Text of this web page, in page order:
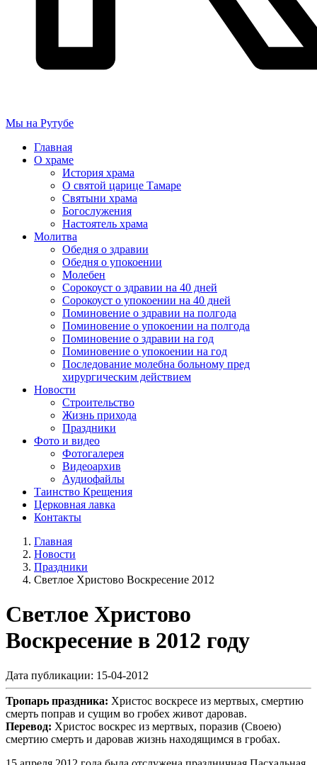
Мы на Рутубе
Главная
О храме
История храма
О святой царице Тамаре
Святыни храма
Богослужения
Настоятель храма
Молитва
Обедня о здравии
Обедня о упокоении
Молебен
Сорокоуст о здравии на 40 дней
Сорокоуст о упокоении на 40 дней
Поминовение о здравии на полгода
Поминовение о упокоении на полгода
Поминовение о здравии на год
Поминовение о упокоении на год
Последование молебна больному пред
хирургическим действием
Новости
Строительство
Жизнь прихода
Праздники
Фото и видео
Фотогалерея
Видеоархив
Аудиофайлы
Таинство Крещения
Церковная лавка
Контакты
Главная
Новости
Праздники
Светлое Христово Воскресение 2012
Светлое Христово
Воскресение в 2012 году
Дата публикации: 15-04-2012
Тропарь праздника: Христос воскресе из мертвых, смертию
смерть поправ и сущим во гробех живот даровав.
Перевод: Христос воскрес из мертвых, поразив (Своею)
смертию смерть и даровав жизнь находящимся в гробах.